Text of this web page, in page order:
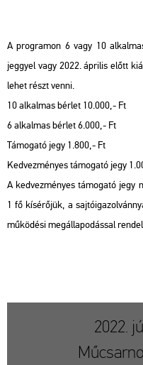
A prog­ra­mon 6 vagy 10
jeggyel vagy 2022. áp­ri­lis előtt
lehet részt venni.
10 al­kal­mas bér­let 10.000,- Ft
6 al­kal­mas bér­let 6.000,- Ft
Tá­mo­ga­tó jegy 1.800,- Ft
Ked­vez­mé­nyes tá­mo­ga­tó jegy
A ked­vez­mé­nyes tá­mo­ga­tó jegy
1 fő kí­sé­rő­jük, a
mű­kö­dé­si meg­ál­la­po­dás­sal
2022.